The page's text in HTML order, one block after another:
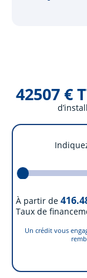
42507 €
À partir de
Taux de
Un crédit vous